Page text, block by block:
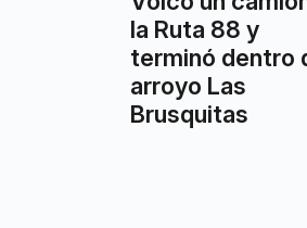
la Ruta 88 y
terminó dentro
arroyo Las
Brusquitas